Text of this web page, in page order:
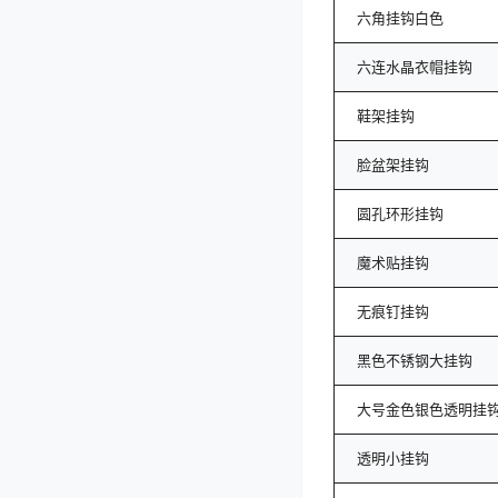
六角挂钩白色
六连水晶衣帽挂钩
鞋架挂钩
脸盆架挂钩
圆孔环形挂钩
魔术贴挂钩
无痕钉挂钩
黑色不锈钢大挂钩
大号金色银色透明挂
透明小挂钩